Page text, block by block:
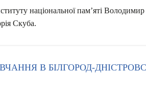
національної пам’яті
Скуба.
В БІЛГОРОД-